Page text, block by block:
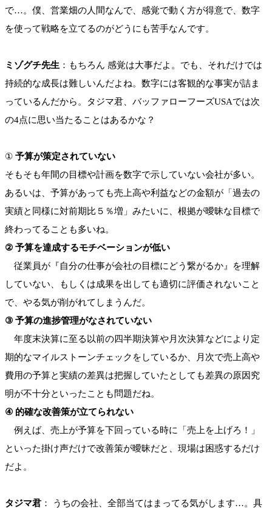
で…。僕、営業畑の人間なんで、感覚で動く方が得意で、数字
を使って戦略を立てるのがどうにも苦手なんです。
ミゾグチ先生 ：もちろん 感覚は大事だよ。でも、それだけでは
持続的な成長は難しいんだよね。数字には客観的な事実が詰ま
っているんだから。タジマ君、バッファローフーズUSAでは次
の4点に思い当たることはあるかな？
① 予算が策定されていない
そもそも年間の目標や計画を数字で示していない会社が多い。
あるいは、予算があっても売上高や利益などの金額が「過去の
実績と同様に対前期比５％増」みたいに、根拠が曖昧な目標で
終わってることも多いね。
② 予算を達成するモチベーションが低い
従業員が『自分の仕事が会社の目標にどう繋がるか』を理解
していない、もしくは成果を出しても適切に評価されないこと
で、やる気が削がれてしまうんだ。
③ 予算の進捗管理がなされていない
年度末決算に至る以前の四半期決算や月次決算などにより定
期的なマイルストーンチェックをしているか、月次で売上高や
費用の予算と実績の差異は把握していたとしても差異の原因究
明が不十分といったことも問題だね。
④ 的確な改善策が立てられない
例えば、売上が予算を下回っている時に「売上を上げろ！」
といった掛け声だけで改善策が曖昧だと、現場は困惑するだけ
だよ。
タジマ君 ： うちの会社、全部当てはまってる気がします…。具